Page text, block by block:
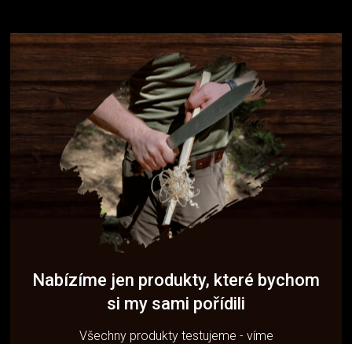
Nabízíme jen produkty, které bychom
si my sami pořídili
Všechny produkty testujeme - víme